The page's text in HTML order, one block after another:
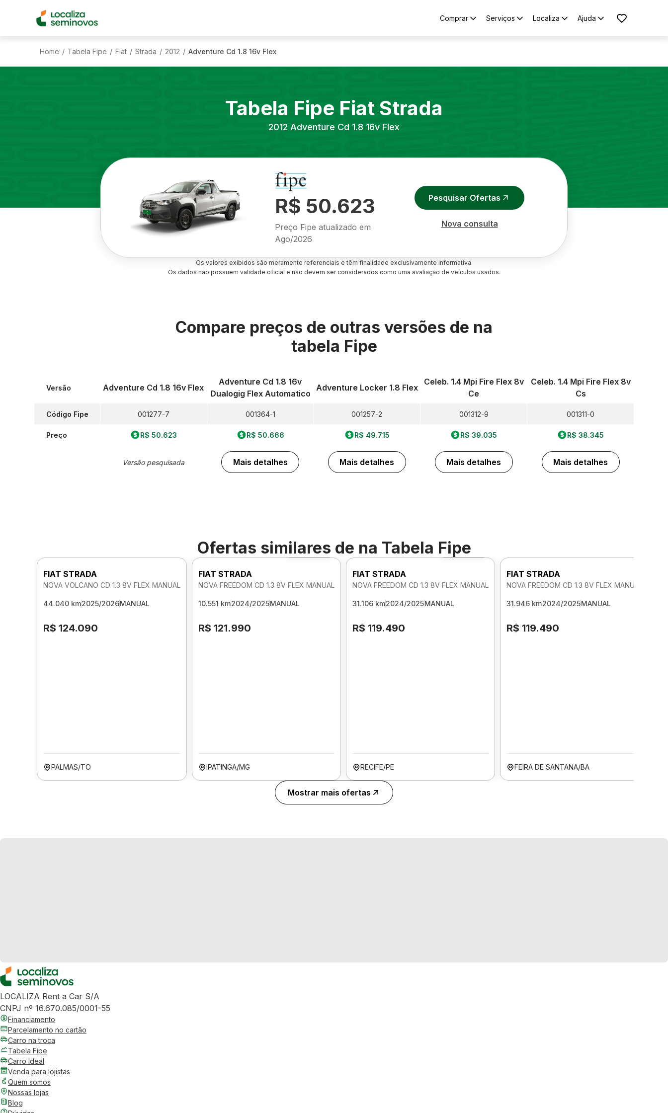
Comprar Serviços Localiza Ajuda
Home / Tabela Fipe / Fiat / Strada / 2012 / Adventure Cd 1.8 16v Flex
Tabela Fipe Fiat Strada
2012 Adventure Cd 1.8 16v Flex
R$ 50.623
Preço Fipe atualizado em
Ago/2026
Pesquisar Ofertas
Nova consulta
Os valores exibidos são meramente referenciais e têm finalidade exclusivamente informativa.
Os dados não possuem validade oficial e não devem ser considerados como uma avaliação de veículos usados.
Compare preços de outras versões de na
tabela Fipe
Versão
Código Fipe
Preço
Adventure Cd 1.8 16v Flex
001277-7
R$ 50.623
Versão pesquisada
Adventure Cd 1.8 16v
Dualogig Flex Automatico
001364-1
R$ 50.666
Mais detalhes
Adventure Locker 1.8 Flex
001257-2
R$ 49.715
Mais detalhes
Celeb. 1.4 Mpi Fire Flex 8v
Ce
001312-9
R$ 39.035
Mais detalhes
Celeb. 1.4 Mpi Fire Flex 8v
Cs
001311-0
R$ 38.345
Mais detalhes
Ofertas similares de na Tabela Fipe
FIAT STRADA
NOVA VOLCANO CD 1.3 8V FLEX MANUAL
44.040 km2025/2026MANUAL
R$ 124.090
PALMAS/TO
Foto 360º
FIAT STRADA
NOVA FREEDOM CD 1.3 8V FLEX MANUAL
10.551 km2024/2025MANUAL
R$ 121.990
IPATINGA/MG
Foto 360º
FIAT STRADA
NOVA FREEDOM CD 1.3 8V FLEX MANUAL
31.106 km2024/2025MANUAL
R$ 119.490
RECIFE/PE
FIAT STRADA
NOVA FREEDOM CD 1.3 8V FLEX MANUAL
31.946 km2024/2025MANUAL
R$ 119.490
FEIRA DE SANTANA/BA
Mostrar mais ofertas
LOCALIZA Rent a Car S/A
CNPJ nº 16.670.085/0001-55
Financiamento
Parcelamento no cartão
Carro na troca
Tabela Fipe
Carro Ideal
Venda para lojistas
Quem somos
Nossas lojas
Blog